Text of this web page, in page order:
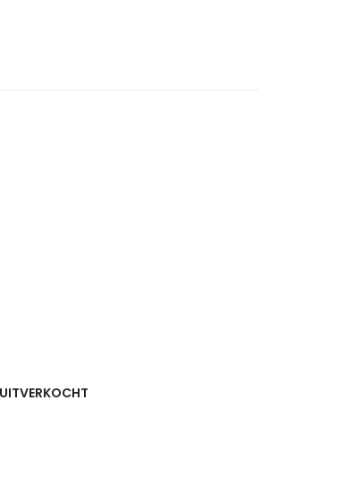
UITVERKOCHT